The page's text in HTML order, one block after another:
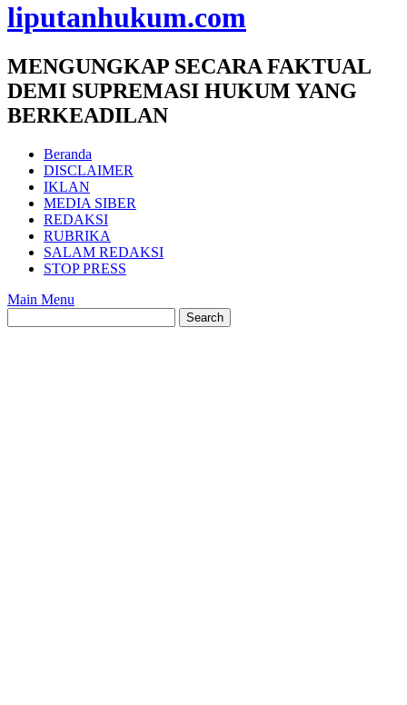
liputanhukum.com
MENGUNGKAP SECARA FAKTUAL
DEMI SUPREMASI HUKUM YANG
BERKEADILAN
Beranda
DISCLAIMER
IKLAN
MEDIA SIBER
REDAKSI
RUBRIKA
SALAM REDAKSI
STOP PRESS
Main Menu